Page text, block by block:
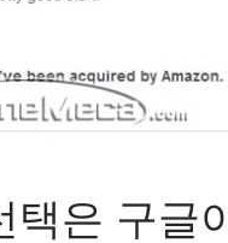
택은 구글